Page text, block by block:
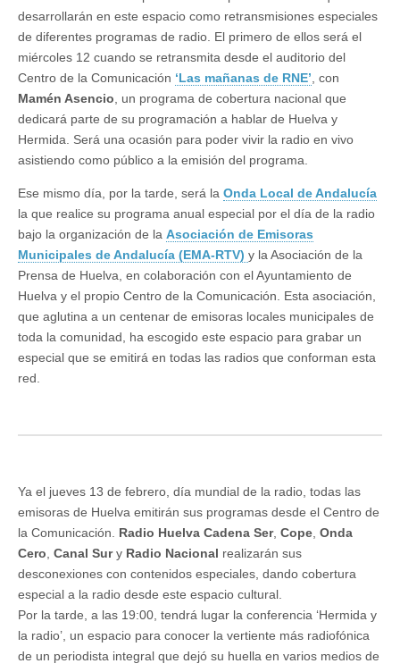
desarrollarán en este espacio como retransmisiones especiales
de diferentes programas de radio. El primero de ellos será el
miércoles 12 cuando se retransmita desde el auditorio del
Centro de la Comunicación ‘Las mañanas de RNE’ , con
Mamén Asencio , un programa de cobertura nacional que
dedicará parte de su programación a hablar de Huelva y
Hermida. Será una ocasión para poder vivir la radio en vivo
asistiendo como público a la emisión del programa.
Ese mismo día, por la tarde, será la Onda Local de Andalucía
la que realice su programa anual especial por el día de la radio
bajo la organización de la Asociación de Emisoras
Municipales de Andalucía (EMA-RTV) y la Asociación de la
Prensa de Huelva, en colaboración con el Ayuntamiento de
Huelva y el propio Centro de la Comunicación. Esta asociación,
que aglutina a un centenar de emisoras locales municipales de
toda la comunidad, ha escogido este espacio para grabar un
especial que se emitirá en todas las radios que conforman esta
red.
Ya el jueves 13 de febrero, día mundial de la radio, todas las
emisoras de Huelva emitirán sus programas desde el Centro de
la Comunicación. Radio Huelva Cadena Ser, Cope Onda
Cero Canal Sury Radio Nacional realizarán sus
desconexiones con contenidos especiales, dando cobertura
especial a la radio desde este espacio cultural.
Por la tarde, a las 19:00, tendrá lugar la conferencia ‘Hermida y
la radio’, un espacio para conocer la vertiente más radiofónica
de un periodista integral que dejó su huella en varios medios de